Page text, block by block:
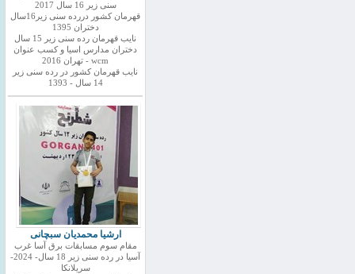
سنی زیر 16 سال 2017
قهرمان کشور دررده سنی زیر16سال
دختران 1395
نایب قهرمان رده سنی زیر 15 سال
دختران مدارس اسیا و کسب عنوان
wcm - تهران 2016
نایب قهرمان کشور در رده سنی زیر
14 سال - 1393
ارشیا محمدیان سبچانی
مقام سوم مسابقات برق آسا غرب
آسیا در رده سنی زیر 18 سال- 2024-
سریلانکا